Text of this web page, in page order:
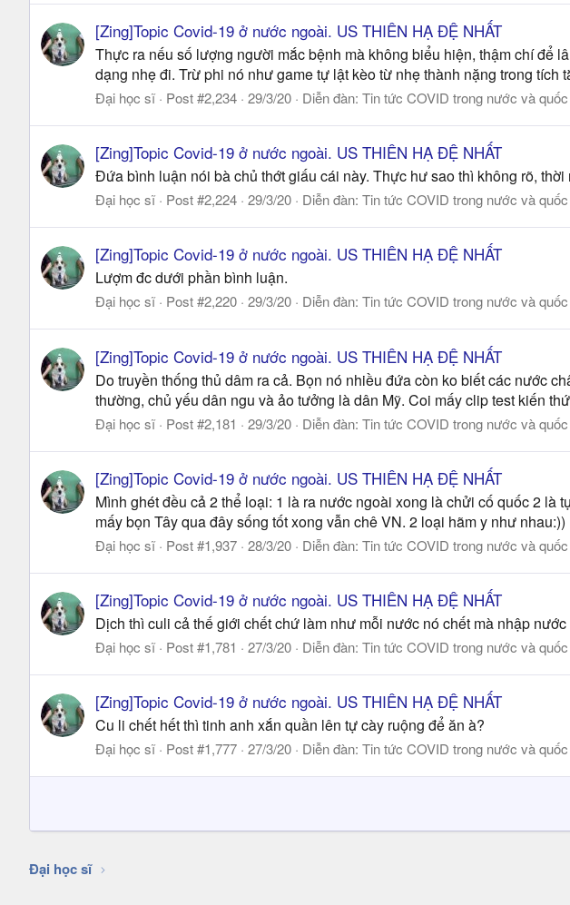
[Zing]Topic Covid-19 ở nước ngoài. US THIÊN HẠ ĐỆ NHẤT
Thực ra nếu số lượng người mắc bệnh mà không biểu hiện, thậm chí để
dạng nhẹ đi. Trừ phi nó như game tự lật kèo từ nhẹ thành nặng trong tích
Đại học sĩ Post #2,234 29/3/20 Diễn đàn: Tin tức COVID trong nước và
[Zing]Topic Covid-19 ở nước ngoài. US THIÊN HẠ ĐỆ NHẤT
Đứa bình luận nói bà chủ thớt giấu cái này. Thực hư sao thì không rõ,
Đại học sĩ Post #2,224 29/3/20 Diễn đàn: Tin tức COVID trong nước và
[Zing]Topic Covid-19 ở nước ngoài. US THIÊN HẠ ĐỆ NHẤT
Lượm đc dưới phần bình luận.
Đại học sĩ Post #2,220 29/3/20 Diễn đàn: Tin tức COVID trong nước và
[Zing]Topic Covid-19 ở nước ngoài. US THIÊN HẠ ĐỆ NHẤT
Do truyền thống thủ dâm ra cả. Bọn nó nhiều đứa còn ko biết các nước
thường, chủ yếu dân ngu và ảo tưởng là dân Mỹ. Coi mấy clip test kiến
Đại học sĩ Post #2,181 29/3/20 Diễn đàn: Tin tức COVID trong nước và
[Zing]Topic Covid-19 ở nước ngoài. US THIÊN HẠ ĐỆ NHẤT
Mình ghét đều cả 2 thể loại: 1 là ra nước ngoài xong là chửi cố quốc 2
mấy bọn Tây qua đây sống tốt xong vẫn chê VN. 2 loại hãm y như nhau:))
Đại học sĩ Post #1,937 28/3/20 Diễn đàn: Tin tức COVID trong nước và
[Zing]Topic Covid-19 ở nước ngoài. US THIÊN HẠ ĐỆ NHẤT
Dịch thì culi cả thế giới chết chứ làm như mỗi nước nó chết mà nhập
Đại học sĩ Post #1,781 27/3/20 Diễn đàn: Tin tức COVID trong nước và
[Zing]Topic Covid-19 ở nước ngoài. US THIÊN HẠ ĐỆ NHẤT
Cu li chết hết thì tinh anh xắn quần lên tự cày ruộng để ăn à?
Đại học sĩ Post #1,777 27/3/20 Diễn đàn: Tin tức COVID trong nước và
Đại học sĩ